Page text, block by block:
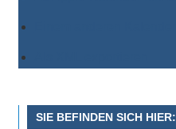
SIE BEFINDEN SICH HIER: